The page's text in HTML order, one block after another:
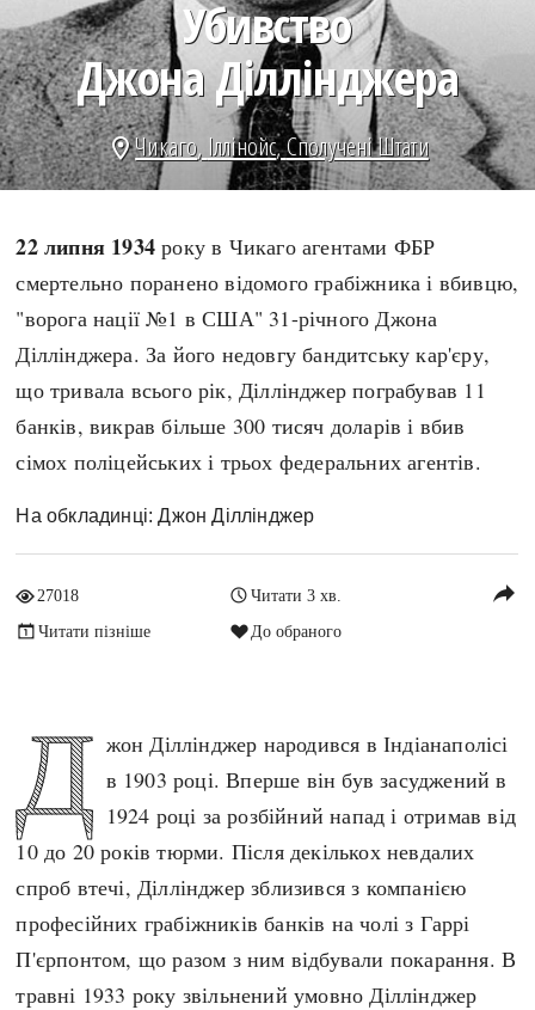
search
СЬОГОДНІ
ПРАВИЛА ЖИТТЯ
ВИ (НЕ) ЗНАЛИ
ПОДКАСТИ
КАРТИ
НОТА БЕНЕ
ІНФОГРАФІКА
ПРЯМА МОВА
МОЯ ІСТОРІЯ
Авіація і космонавтика
Битви і війни
Катастрофи
Людина і суспільство
Наука, освіта і техніка
Особистості
Подорожі і відкриття
Політика
Релігія
Розваги і дозвілля
Спорт
Княжа доба
Українська революція
Україна радянська
Хронологія
Античні часи
Темні віки
Високе Середньовіччя
Пізнє Середньовіччя
Нова історія
Новітня історія
Убивство
Джона Діллінджера
location_onЧикаго, Іллінойс,Сполучені Штати
22 липня 1934 року в Чикаго агентами ФБР
смертельно поранено відомого грабіжника і вбивцю,
"ворога нації №1 в США" 31-річного Джона
Діллінджера. За його недовгу бандитську кар'єру,
що тривала всього рік, Діллінджер пограбував 11
банків, викрав більше 300 тисяч доларів і вбив
сімох поліцейських і трьох федеральних агентів.
На обкладинці: Джон Діллінджер
27018
Читати 3 хв.
Читати пізніше
До обраного
reply
Д жон Діллінджер народився в Індіанаполісі
в 1903 році. Вперше він був засуджений в
1924 році за розбійний напад і отримав від
10 до 20 років тюрми. Після декількох невдалих
спроб втечі, Діллінджер зблизився з компанією
професійних грабіжників банків на чолі з Гаррі
П'єрпонтом, що разом з ним відбували покарання. В
травні 1933 року звільнений умовно Діллінджер